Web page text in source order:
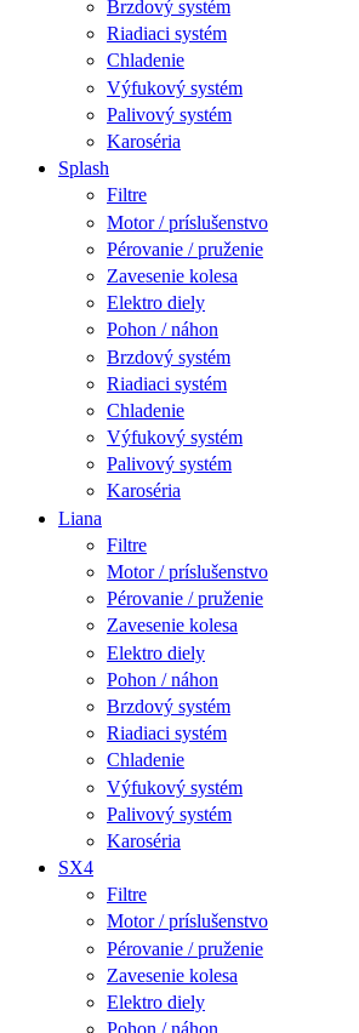
Brzdový systém
Riadiaci systém
Chladenie
Výfukový systém
Palivový systém
Karoséria
Splash
Filtre
Motor / príslušenstvo
Pérovanie / pruženie
Zavesenie kolesa
Elektro diely
Pohon / náhon
Brzdový systém
Riadiaci systém
Chladenie
Výfukový systém
Palivový systém
Karoséria
Liana
Filtre
Motor / príslušenstvo
Pérovanie / pruženie
Zavesenie kolesa
Elektro diely
Pohon / náhon
Brzdový systém
Riadiaci systém
Chladenie
Výfukový systém
Palivový systém
Karoséria
SX4
Filtre
Motor / príslušenstvo
Pérovanie / pruženie
Zavesenie kolesa
Elektro diely